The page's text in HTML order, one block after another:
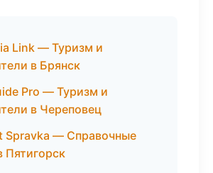
Link — Туризм и
в Брянск
Pro — Туризм и
в Череповец
Spravka — Справочные